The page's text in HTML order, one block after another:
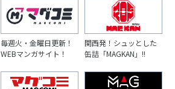
毎週火・金曜日更新！
WEBマンガサイト！
関西発！シュッとした
缶詰「MAGKAN」!!